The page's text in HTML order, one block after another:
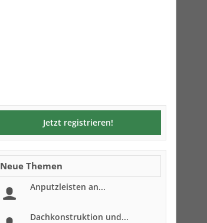
Jetzt registrieren!
Neue Themen
Anputzleisten an...
Dachkonstruktion und...